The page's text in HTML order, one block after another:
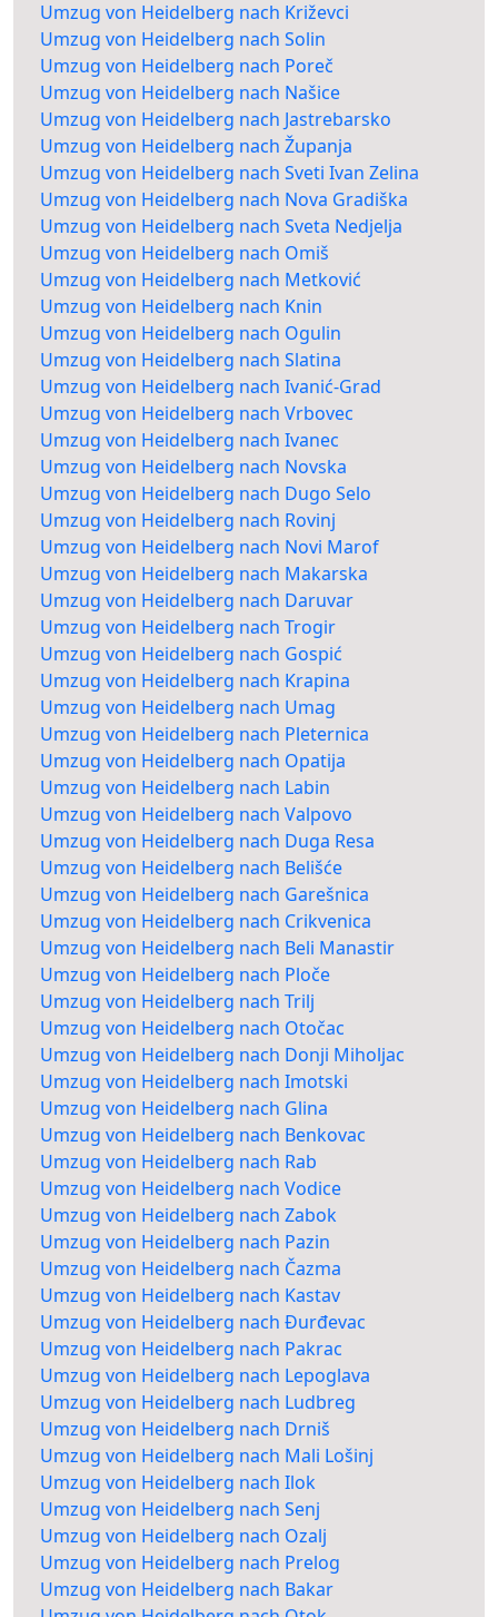
Umzug von Heidelberg nach Križevci
Umzug von Heidelberg nach Solin
Umzug von Heidelberg nach Poreč
Umzug von Heidelberg nach Našice
Umzug von Heidelberg nach Jastrebarsko
Umzug von Heidelberg nach Županja
Umzug von Heidelberg nach Sveti Ivan Zelina
Umzug von Heidelberg nach Nova Gradiška
Umzug von Heidelberg nach Sveta Nedjelja
Umzug von Heidelberg nach Omiš
Umzug von Heidelberg nach Metković
Umzug von Heidelberg nach Knin
Umzug von Heidelberg nach Ogulin
Umzug von Heidelberg nach Slatina
Umzug von Heidelberg nach Ivanić-Grad
Umzug von Heidelberg nach Vrbovec
Umzug von Heidelberg nach Ivanec
Umzug von Heidelberg nach Novska
Umzug von Heidelberg nach Dugo Selo
Umzug von Heidelberg nach Rovinj
Umzug von Heidelberg nach Novi Marof
Umzug von Heidelberg nach Makarska
Umzug von Heidelberg nach Daruvar
Umzug von Heidelberg nach Trogir
Umzug von Heidelberg nach Gospić
Umzug von Heidelberg nach Krapina
Umzug von Heidelberg nach Umag
Umzug von Heidelberg nach Pleternica
Umzug von Heidelberg nach Opatija
Umzug von Heidelberg nach Labin
Umzug von Heidelberg nach Valpovo
Umzug von Heidelberg nach Duga Resa
Umzug von Heidelberg nach Belišće
Umzug von Heidelberg nach Garešnica
Umzug von Heidelberg nach Crikvenica
Umzug von Heidelberg nach Beli Manastir
Umzug von Heidelberg nach Ploče
Umzug von Heidelberg nach Trilj
Umzug von Heidelberg nach Otočac
Umzug von Heidelberg nach Donji Miholjac
Umzug von Heidelberg nach Imotski
Umzug von Heidelberg nach Glina
Umzug von Heidelberg nach Benkovac
Umzug von Heidelberg nach Rab
Umzug von Heidelberg nach Vodice
Umzug von Heidelberg nach Zabok
Umzug von Heidelberg nach Pazin
Umzug von Heidelberg nach Čazma
Umzug von Heidelberg nach Kastav
Umzug von Heidelberg nach Đurđevac
Umzug von Heidelberg nach Pakrac
Umzug von Heidelberg nach Lepoglava
Umzug von Heidelberg nach Ludbreg
Umzug von Heidelberg nach Drniš
Umzug von Heidelberg nach Mali Lošinj
Umzug von Heidelberg nach Ilok
Umzug von Heidelberg nach Senj
Umzug von Heidelberg nach Ozalj
Umzug von Heidelberg nach Prelog
Umzug von Heidelberg nach Bakar